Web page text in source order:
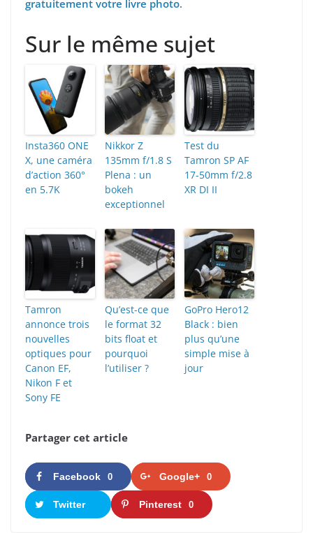
gratuitement votre livre photo.
Sur le même sujet
Insta360 ONE
X, une caméra
d’action 360°
en 5.7K
Nikkor Z
135mm f/1.8 S
Plena : un
bokeh
exceptionnel
Test du
Tamron SP AF
17-50mm f/2.8
XR DI II
Tamron
annonce trois
nouvelles
optiques pour
Canon EF,
Nikon F et
Sony FE
Qu’est-ce que
le format 32
bits float et
pourquoi
l’utiliser ?
GoPro Hero12
Black : bien
plus qu’une
simple mise à
jour
Partager cet article
Facebook 0 Google+ 0
Twitter Pinterest 0